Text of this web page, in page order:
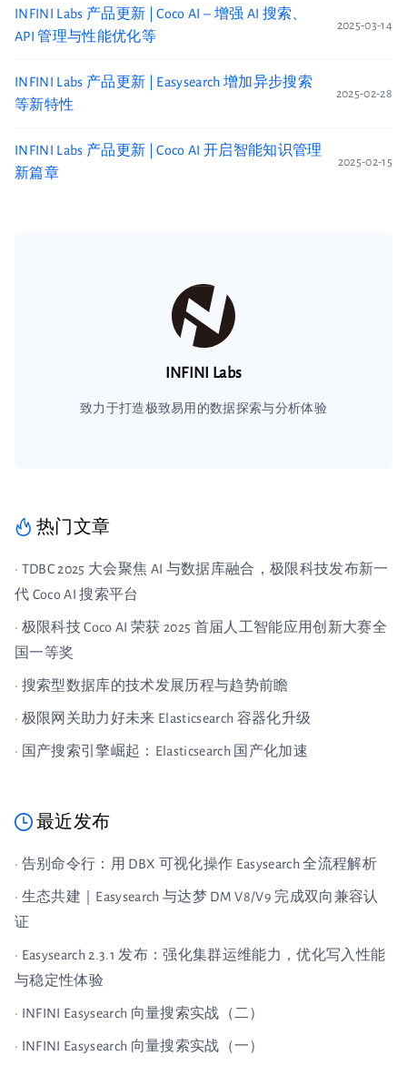
INFINI Labs 产品更新 | Coco AI – 增强 AI 搜索、
API 管理与性能优化等
2025-03-14
INFINI Labs 产品更新 | Easysearch 增加异步搜索
等新特性
2025-02-28
INFINI Labs 产品更新 | Coco AI 开启智能知识管理
新篇章
2025-02-15
INFINI Labs
致力于打造极致易用的数据探索与分析体验
热门文章
· TDBC 2025 大会聚焦 AI 与数据库融合，极限科技发布新一
代 Coco AI 搜索平台
· 极限科技 Coco AI 荣获 2025 首届人工智能应用创新大赛全
国一等奖
· 搜索型数据库的技术发展历程与趋势前瞻
· 极限网关助力好未来 Elasticsearch 容器化升级
· 国产搜索引擎崛起：Elasticsearch 国产化加速
最近发布
· 告别命令行：用 DBX 可视化操作 Easysearch 全流程解析
· 生态共建｜Easysearch 与达梦 DM V8/V9 完成双向兼容认
证
· Easysearch 2.3.1 发布：强化集群运维能力，优化写入性能
与稳定性体验
· INFINI Easysearch 向量搜索实战（二）
· INFINI Easysearch 向量搜索实战（一）